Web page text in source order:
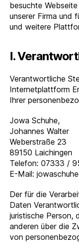
besuchte
unserer Firma und
und weitere
I.
Verantwortliche
Internetplattform
Ihrer
Jowa Schuhe,
Johannes Walter
Weberstraße 23
89150 Laichingen
Telefon: 07333 /
E-Mail:
Der für die
Daten
juristische Person,
anderen über die
von